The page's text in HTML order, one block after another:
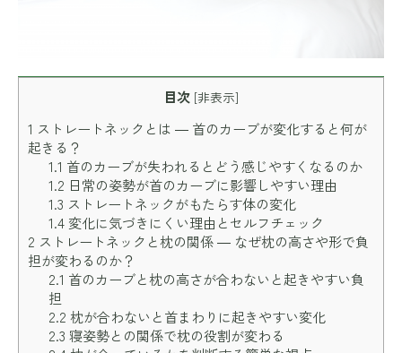
目次 [非表示]
1 ストレートネックとは ― 首のカーブが変化すると何が
起きる？
1.1 首のカーブが失われるとどう感じやすくなるのか
1.2 日常の姿勢が首のカーブに影響しやすい理由
1.3 ストレートネックがもたらす体の変化
1.4変化に気づきにくい理由とセルフチェック
2 ストレートネックと枕の関係 ― なぜ枕の高さや形で負
担が変わるのか？
2.1 首のカーブと枕の高さが合わないと起きやすい負
担
2.2 枕が合わないと首まわりに起きやすい変化
2.3 寝姿勢との関係で枕の役割が変わる